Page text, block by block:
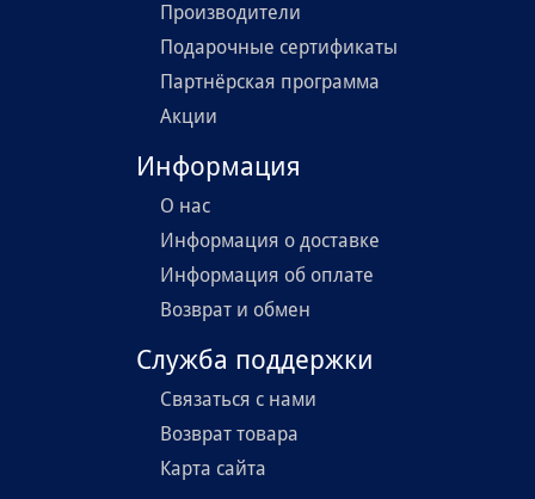
Производители
Подарочные сертификаты
Партнёрская программа
Акции
Информация
О нас
Информация о доставке
Информация об оплате
Возврат и обмен
Служба поддержки
Связаться с нами
Возврат товара
Карта сайта